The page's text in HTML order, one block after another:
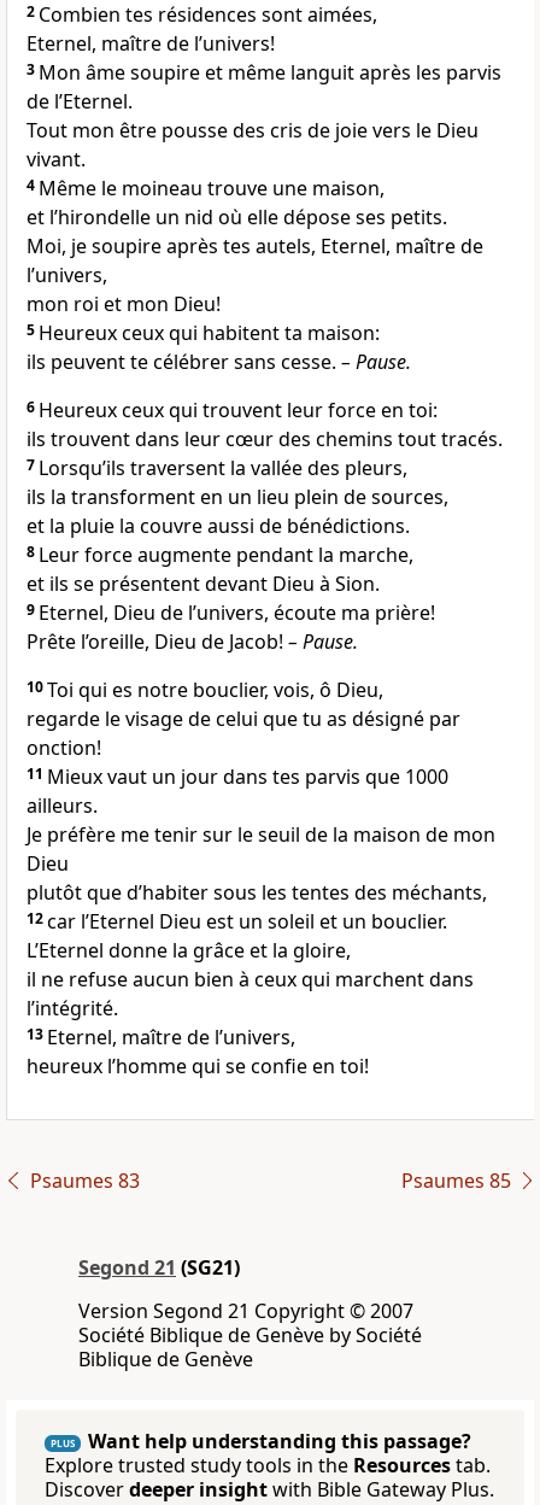
2 Combien tes résidences sont aimées,
Eternel, maître de l’univers!
3 Mon âme soupire et même languit après les parvis
de l’Eternel.
Tout mon être pousse des cris de joie vers le Dieu
vivant.
4 Même le moineau trouve une maison,
et l’hirondelle un nid où elle dépose ses petits.
Moi, je soupire après tes autels, Eternel, maître de
l’univers,
mon roi et mon Dieu!
5 Heureux ceux qui habitent ta maison:
ils peuvent te célébrer sans cesse. – Pause.
6 Heureux ceux qui trouvent leur force en toi:
ils trouvent dans leur cœur des chemins tout tracés.
7 Lorsqu’ils traversent la vallée des pleurs,
ils la transforment en un lieu plein de sources,
et la pluie la couvre aussi de bénédictions.
8 Leur force augmente pendant la marche,
et ils se présentent devant Dieu à Sion.
9 Eternel, Dieu de l’univers, écoute ma prière!
Prête l’oreille, Dieu de Jacob! – Pause.
10Toi qui es notre bouclier, vois, ô Dieu,
regarde le visage de celui que tu as désigné par
onction!
11 Mieux vaut un jour dans tes parvis que 1000
ailleurs.
Je préfère me tenir sur le seuil de la maison de mon
Dieu
plutôt que d’habiter sous les tentes des méchants,
12car l’Eternel Dieu est un soleil et un bouclier.
L’Eternel donne la grâce et la gloire,
il ne refuse aucun bien à ceux qui marchent dans
l’intégrité.
13 Eternel, maître de l’univers,
heureux l’homme qui se confie en toi!
Psaumes 83 Psaumes 85
Segond 21 (SG21)
Version Segond 21 Copyright © 2007
Société Biblique de Genève by Société
Biblique de Genève
PLUS
Want help understanding this passage?
Explore trusted study tools in the Resourcestab.
Discoverdeeper insightwith Bible Gateway Plus.